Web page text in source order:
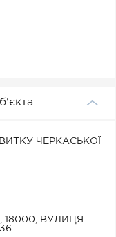
ЧЕРКАСЬКОЇ
18000, ВУЛИЦЯ